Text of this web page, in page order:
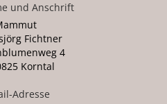
und Anschrift
Fichtner
4
Korntal
Adresse